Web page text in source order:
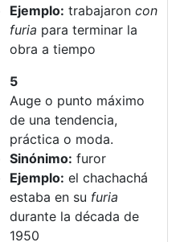
Ejemplo: trabajaron con
furia para terminar la
obra a tiempo
5
Auge o punto máximo
de una tendencia,
práctica o moda.
Sinónimo: furor
Ejemplo: el chachachá
estaba en su furia
durante la década de
1950